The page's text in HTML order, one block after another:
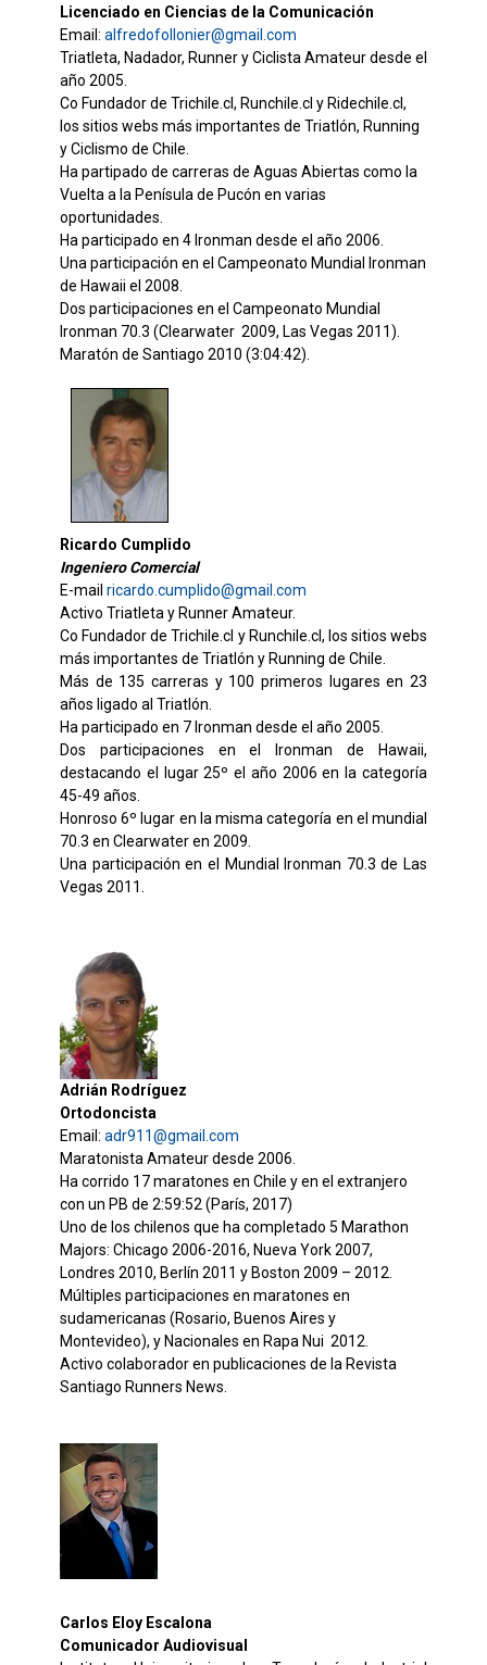
Licenciado en Ciencias de la Comunicación
Email: alfredofollonier@gmail.com
Triatleta, Nadador, Runner y Ciclista Amateur desde el
año 2005.
Co Fundador de Trichile.cl, Runchile.cl y Ridechile.cl,
los sitios webs más importantes de Triatlón, Running
y Ciclismo de Chile.
Ha partipado de carreras de Aguas Abiertas como la
Vuelta a la Penísula de Pucón en varias
oportunidades.
Ha participado en 4 Ironman desde el año 2006.
Una participación en el Campeonato Mundial Ironman
de Hawaii el 2008.
Dos participaciones en el Campeonato Mundial
Ironman 70.3 (Clearwater 2009, Las Vegas 2011).
Maratón de Santiago 2010 (3:04:42).
Ricardo Cumplido
Ingeniero Comercial
E-mail ricardo.cumplido@gmail.com
Activo Triatleta y Runner Amateur.
Co Fundador de Trichile.cl y Runchile.cl, los sitios webs
más importantes de Triatlón y Running de Chile.
Más de 135 carreras y 100 primeros lugares en 23
años ligado al Triatlón.
Ha participado en 7 Ironman desde el año 2005.
Dos participaciones en el Ironman de Hawaii,
destacando el lugar 25º el año 2006 en la categoría
45-49 años.
Honroso 6º lugar en la misma categoría en el mundial
70.3 en Clearwater en 2009.
Una participación en el Mundial Ironman 70.3 de Las
Vegas 2011.
Adrián Rodríguez
Ortodoncista
Email: adr911@gmail.com
Maratonista Amateur desde 2006.
Ha corrido 17 maratones en Chile y en el extranjero
con un PB de 2:59:52 (París, 2017)
Uno de los chilenos que ha completado 5 Marathon
Majors: Chicago 2006-2016, Nueva York 2007,
Londres 2010, Berlín 2011 y Boston 2009 – 2012.
Múltiples participaciones en maratones en
sudamericanas (Rosario, Buenos Aires y
Montevideo), y Nacionales en Rapa Nui 2012.
Activo colaborador en publicaciones de la Revista
Santiago Runners News.
Carlos Eloy Escalona
Comunicador Audiovisual